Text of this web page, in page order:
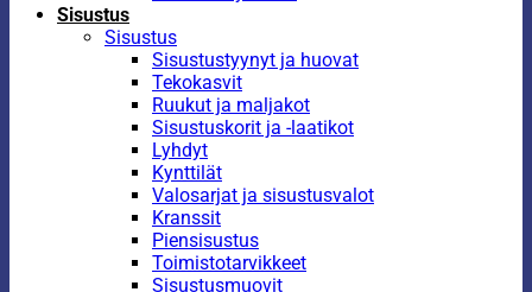
Sisustus
Sisustus
Sisustustyynyt ja huovat
Tekokasvit
Ruukut ja maljakot
Sisustuskorit ja -laatikot
Lyhdyt
Kynttilät
Valosarjat ja sisustusvalot
Kranssit
Piensisustus
Toimistotarvikkeet
Sisustusmuovit